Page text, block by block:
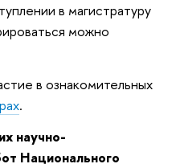
в магистратуру
можно
в ознакомительных
.
научно-
Национального